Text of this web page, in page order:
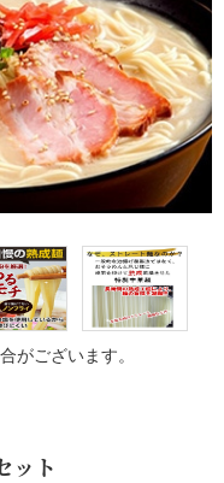
がございます。
ット